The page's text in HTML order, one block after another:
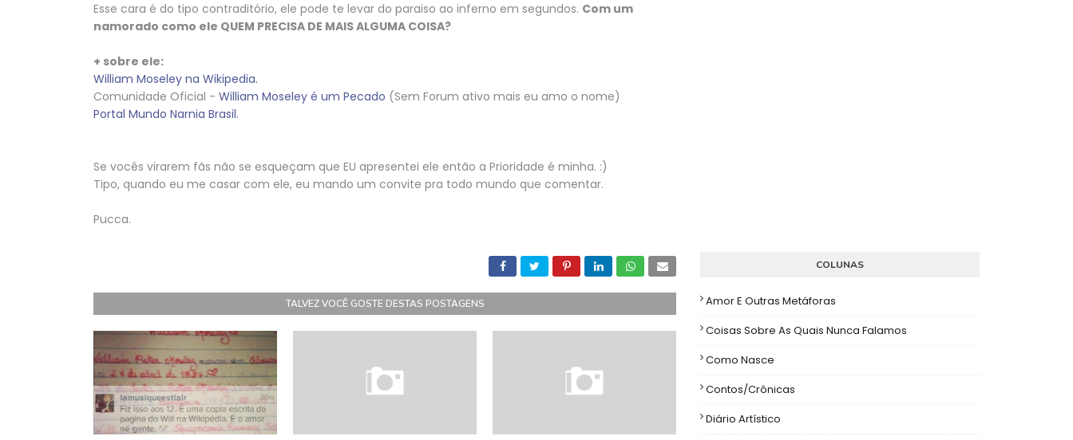
Esse cara é do tipo contraditório, ele pode te levar do paraiso ao inferno em segundos. Com um
namorado como ele QUEM PRECISA DE MAIS ALGUMA COISA?
+ sobre ele:
William Moseley na Wikipedia.
Comunidade Oficial - William Moseley é um Pecado (Sem Forum ativo mais eu amo o nome)
Portal Mundo Narnia Brasil.
Se vocês virarem fãs não se esqueçam que EU apresentei ele então a Prioridade é minha. :)
Tipo, quando eu me casar com ele, eu mando um convite pra todo mundo que comentar.
Pucca.
TALVEZ VOCÊ GOSTE DESTAS POSTAGENS
COLUNAS
Amor E Outras Metáforas
Coisas Sobre As Quais Nunca Falamos
Como Nasce
Contos/Crônicas
Diário Artístico